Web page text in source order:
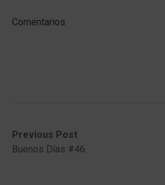
Comentarios
Post
navigation
Previous Post
Previous
post:Buenos Días #46
Next
post: